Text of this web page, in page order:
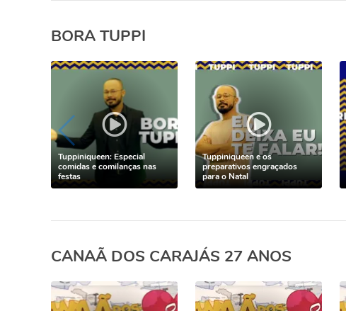
BORA TUPPI
Tuppiniqueen: Especial
comidas e comilanças nas
festas
Tuppiniqueen e os
preparativos engraçados
para o Natal
CANAÃ DOS CARAJÁS 27 ANOS